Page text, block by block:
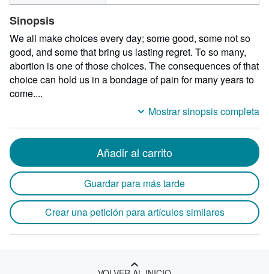
Sinopsis
We all make choices every day; some good, some not so
good, and some that bring us lasting regret. To so many,
abortion is one of those choices. The consequences of that
choice can hold us in a bondage of pain for many years to
come....
Mostrar sinopsis completa
Añadir al carrito
Guardar para más tarde
Crear una petición para artículos similares